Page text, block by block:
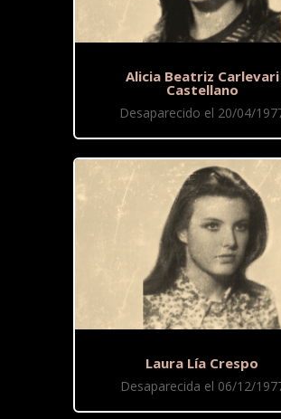
Alicia Beatriz Carlevari
Castellano
Desaparecido el 20/04/
Laura Lía Crespo
Desaparecida el 06/12/